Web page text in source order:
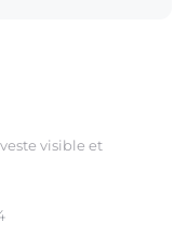
visible et